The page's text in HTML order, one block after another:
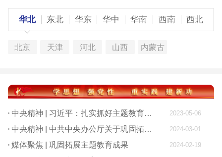
华北 东北 华东 华中 华南 西南 西北
北京 天津 河北 山西 内蒙古
中央精神 | 习近平：扎实抓好主题教育 为奋进新征程凝心聚力 2023-05-06
中央精神 | 中共中央办公厅关于巩固拓展学习贯彻习近平新时代中国特色社会主义思想主题教育成果的意见 2024-03-01
媒体聚焦 | 巩固拓展主题教育成果 2024-02-19